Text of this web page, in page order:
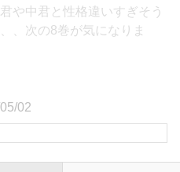
や中君と性格違いすぎそう
、次の8巻が気になりま
02